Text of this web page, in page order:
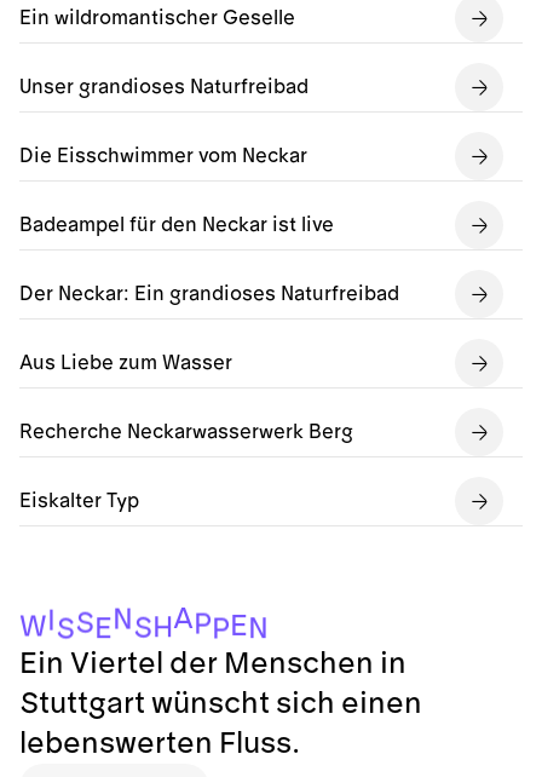
Ein wildromantischer Geselle
Unser grandioses Naturfreibad
Die Eisschwimmer vom Neckar
Badeampel für den Neckar ist live
Der Neckar: Ein grandioses Naturfreibad
Aus Liebe zum Wasser
Recherche Neckarwasserwerk Berg
Eiskalter Typ
WISSE
N
SH
A PPEN
Ein Viertel der Menschen in
Stuttgart wünscht sich einen
lebenswerten Fluss.